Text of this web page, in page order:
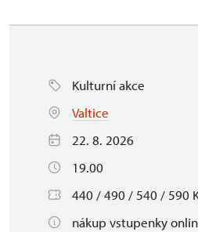
Kulturní akce
Valtice
22. 8. 2026
19.00
440 / 490 / 540 / 590
nákup vstupenky